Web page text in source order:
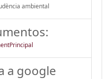
ambiental
a google